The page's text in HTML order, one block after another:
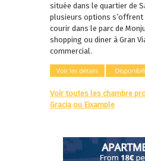
située dans le quartier de
plusieurs options s’offrent
courir dans le parc de
shopping ou diner à Gran
commercial.
Voir toutes les chambre
Gracia ou Eixample